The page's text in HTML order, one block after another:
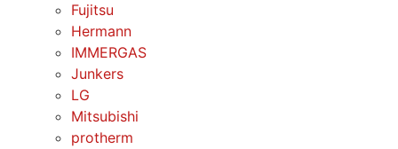
Fujitsu
Hermann
IMMERGAS
Junkers
LG
Mitsubishi
protherm